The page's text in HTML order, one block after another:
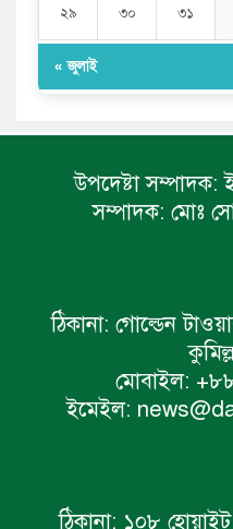
২৯ ৩০ ৩১
« জুলাই
উপদেষ্টা সম্পাদক:
সম্পাদক: মোঃ
ঠিকানা: গোল্ডেন
মোবাইল:
ইমেইল:
ঠিকানা: ১০৮